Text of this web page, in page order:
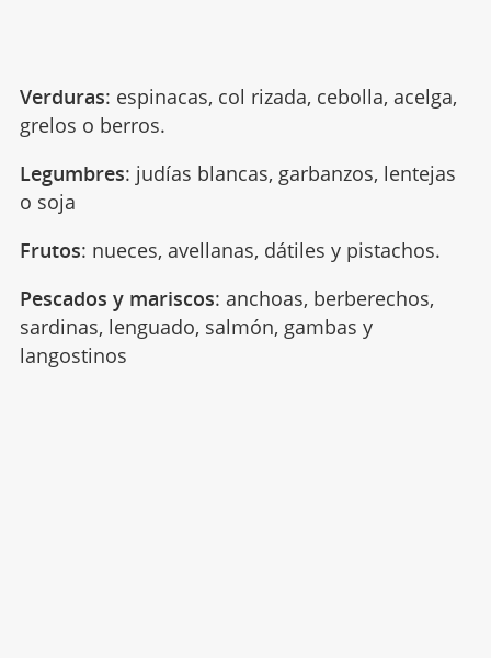
Verduras: espinacas, col rizada, cebolla, acelga,
grelos o berros.
Legumbres: judías blancas, garbanzos, lentejas
o soja
Frutos: nueces, avellanas, dátiles y pistachos.
Pescados y mariscos: anchoas, berberechos,
sardinas, lenguado, salmón, gambas y
langostinos